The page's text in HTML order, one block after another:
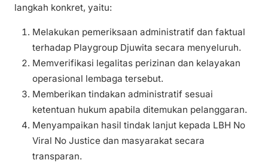
langkah konkret, yaitu:
Melakukan pemeriksaan administratif dan faktual
terhadap Playgroup Djuwita secara menyeluruh.
Memverifikasi legalitas perizinan dan kelayakan
operasional lembaga tersebut.
Memberikan tindakan administratif sesuai
ketentuan hukum apabila ditemukan pelanggaran.
Menyampaikan hasil tindak lanjut kepada LBH No
Viral No Justice dan masyarakat secara
transparan.